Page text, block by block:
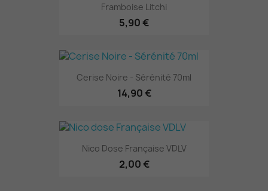
Framboise Litchi
5,90 €
Cerise Noire - Sérénité 70ml
14,90 €
Nico Dose Française VDLV
2,00 €